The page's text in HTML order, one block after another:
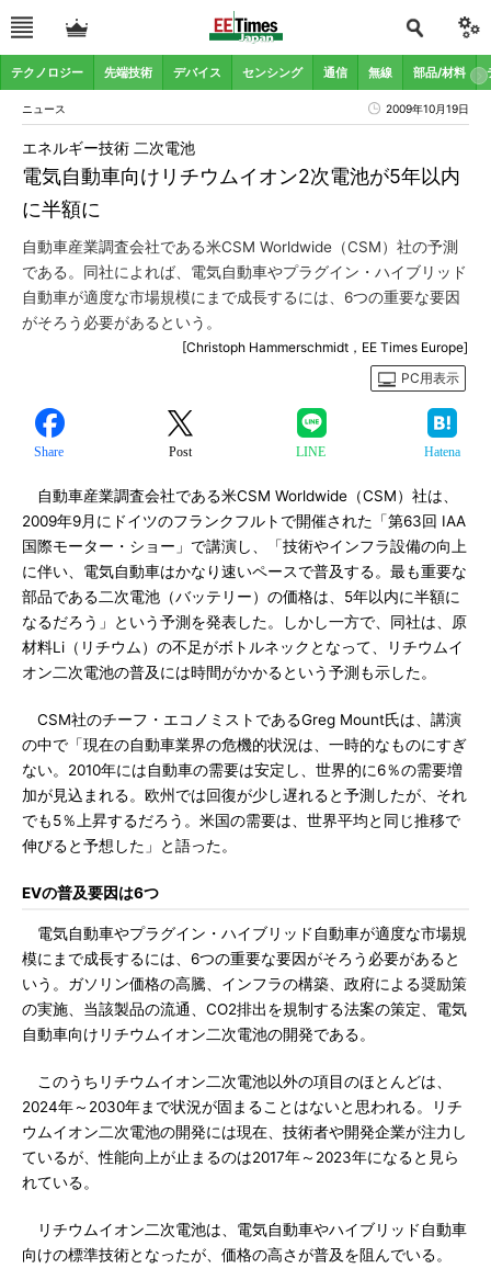
テクノロジー 先端技術 デバイス センシング 通信 無線 部品/材料
ニュース 2009年10月19日
電気自動車向けリチウムイオン2次電池が5年以内
に半額に
エネルギー技術 二次電池
自動車産業調査会社である米CSM Worldwide（CSM）社の予測
である。同社によれば、電気自動車やプラグイン・ハイブリッド
自動車が適度な市場規模にまで成長するには、6つの重要な要因
がそろう必要があるという。
[Christoph Hammerschmidt，EE Times Europe]
PC用表示
Share Post LINE Hatena
自動車産業調査会社である米CSM Worldwide（CSM）社は、
2009年9月にドイツのフランクフルトで開催された「第63回 IAA
国際モーター・ショー」で講演し、「技術やインフラ設備の向上
に伴い、電気自動車はかなり速いペースで普及する。最も重要な
部品である二次電池（バッテリー）の価格は、5年以内に半額に
なるだろう」という予測を発表した。しかし一方で、同社は、原
材料Li（リチウム）の不足がボトルネックとなって、リチウムイ
オン二次電池の普及には時間がかかるという予測も示した。
CSM社のチーフ・エコノミストであるGreg Mount氏は、講演
の中で「現在の自動車業界の危機的状況は、一時的なものにすぎ
ない。2010年には自動車の需要は安定し、世界的に6％の需要増
加が見込まれる。欧州では回復が少し遅れると予測したが、それ
でも5％上昇するだろう。米国の需要は、世界平均と同じ推移で
伸びると予想した」と語った。
EVの普及要因は6つ
電気自動車やプラグイン・ハイブリッド自動車が適度な市場規
模にまで成長するには、6つの重要な要因がそろう必要があると
いう。ガソリン価格の高騰、インフラの構築、政府による奨励策
の実施、当該製品の流通、CO2排出を規制する法案の策定、電気
自動車向けリチウムイオン二次電池の開発である。
このうちリチウムイオン二次電池以外の項目のほとんどは、
2024年～2030年まで状況が固まることはないと思われる。リチ
ウムイオン二次電池の開発には現在、技術者や開発企業が注力し
ているが、性能向上が止まるのは2017年～2023年になると見ら
れている。
リチウムイオン二次電池は、電気自動車やハイブリッド自動車
向けの標準技術となったが、価格の高さが普及を阻んでいる。